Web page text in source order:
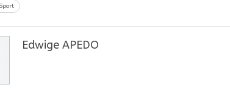
Edwige APEDO